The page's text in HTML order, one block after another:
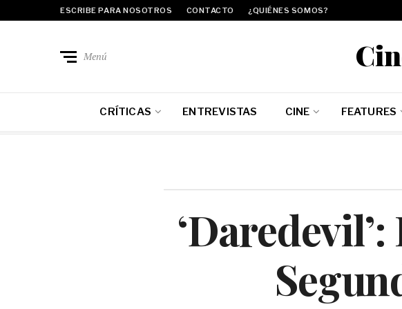
ESCRIBE PARA NOSOTROS CONTACTO ¿QUIÉNES SOMOS?
Menú
CRÍTICAS ENTREVISTAS CINE FEATURES